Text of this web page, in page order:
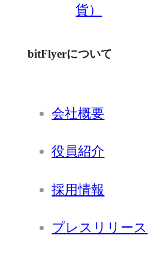
貨）
bitFlyerについて
会社概要
役員紹介
採用情報
プレスリリース